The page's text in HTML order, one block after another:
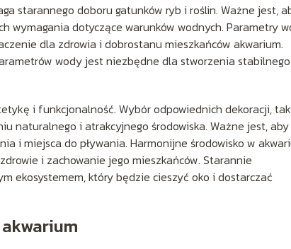
starannego doboru gatunków ryb i roślin. Ważne jest,
wymagania dotyczące warunków wodnych. Parametry
dla zdrowia i dobrostanu mieszkańców akwarium.
wody jest niezbędne dla stworzenia
i funkcjonalność. Wybór odpowiednich dekoracji,
naturalnego i atrakcyjnego środowiska. Ważne jest, aby
i miejsca do pływania. Harmonijne środowisko w
i zachowanie jego mieszkańców. Starannie
ekosystemem, który będzie cieszyć oko i dostarczać